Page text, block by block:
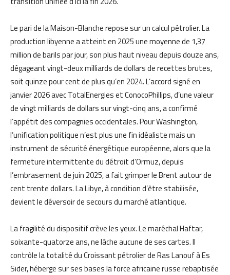
Le pari de la Maison-Blanche repose sur un calcul pétrolier. La
production libyenne a atteint en 2025 une moyenne de 1,37
million de barils par jour, son plus haut niveau depuis douze ans,
dégageant vingt-deux milliards de dollars de recettes brutes,
soit quinze pour cent de plus qu’en 2024. L’accord signé en
janvier 2026 avec TotalEnergies et ConocoPhillips, d’une valeur
de vingt milliards de dollars sur vingt-cinq ans, a confirmé
l’appétit des compagnies occidentales. Pour Washington,
l’unification politique n’est plus une fin idéaliste mais un
instrument de sécurité énergétique européenne, alors que la
fermeture intermittente du détroit d’Ormuz, depuis
l’embrasement de juin 2025, a fait grimper le Brent autour de
cent trente dollars. La Libye, à condition d’être stabilisée,
devient le déversoir de secours du marché atlantique.
La fragilité du dispositif crève les yeux. Le maréchal Haftar,
soixante-quatorze ans, ne lâche aucune de ses cartes. Il
contrôle la totalité du Croissant pétrolier de Ras Lanouf à Es
Sider, héberge sur ses bases la force africaine russe rebaptisée